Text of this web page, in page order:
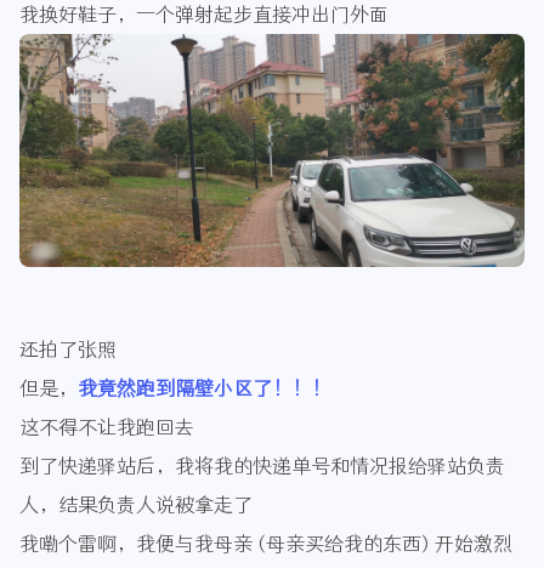
我换好鞋子，一个弹射起步直接冲出门外面
还拍了张照
但是， 我竟然跑到隔壁小区了！！！
这不得不让我跑回去
到了快递驿站后，我将我的快递单号和情况报给驿站负责
人，结果负责人说被拿走了
我嘞个雷啊，我便与我母亲 (母亲买给我的东西) 开始激烈